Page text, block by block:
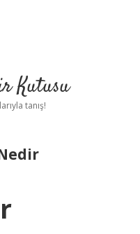
Kutusu
tanış!